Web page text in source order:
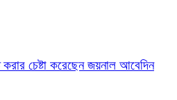
করার চেষ্টা করেছেন জয়নাল আবেদিন